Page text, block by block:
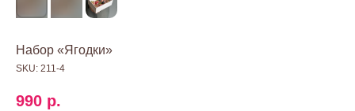
Набор «Ягодки»
SKU: 211-4
990 р.